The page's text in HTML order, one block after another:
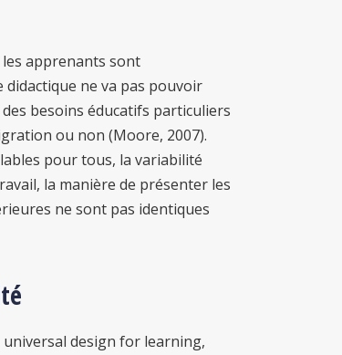
apprenants sont
ne va pas pouvoir
besoins éducatifs particuliers
ou non (Moore, 2007).
pour tous, la variabilité
la manière de présenter les
ne sont pas identiques
universal design for learning,